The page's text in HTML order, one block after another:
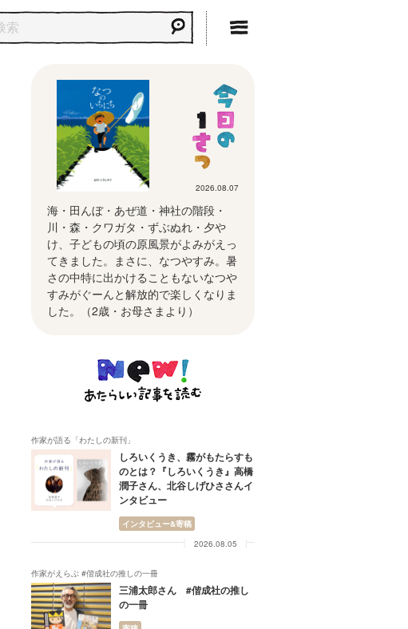
2026.08.07
海・田んぼ・あぜ道・神社の階段・
川・森・クワガタ・ずぶぬれ・夕や
け、子どもの頃の原風景がよみがえっ
てきました。まさに、なつやすみ。暑
さの中特に出かけることもないなつや
すみがぐーんと解放的で楽しくなりま
した。（2歳・お母さまより）
作家が語る「わたしの新刊」
しろいくうき、霧がもたらすも
のとは？『しろいくうき』高橋
潤子さん、北谷しげひささんイ
ンタビュー
インタビュー&寄稿
2026.08.05
作家がえらぶ #偕成社の推しの一冊
三浦太郎さん #偕成社の推し
の一冊